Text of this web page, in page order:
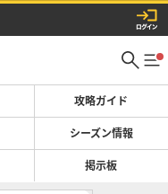
攻略ガイド
シーズン情報
掲示板